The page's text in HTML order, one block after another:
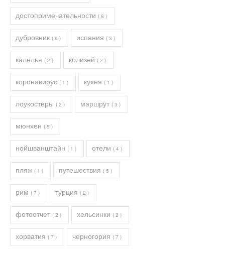
достопримечательности ( 8 )
дубровник ( 6 ) испания ( 3 )
калелья ( 2 ) колизей ( 2 )
коронавирус ( 1 ) кухня ( 1 )
лоукостеры ( 2 ) маршрут ( 3 )
мюнхен ( 5 )
нойшванштайн ( 1 ) отели ( 4 )
пляж ( 1 ) путешествия ( 5 )
рим ( 7 ) турция ( 2 )
фотоотчет ( 2 ) хельсинки ( 2 )
хорватия ( 7 ) черногория ( 7 )